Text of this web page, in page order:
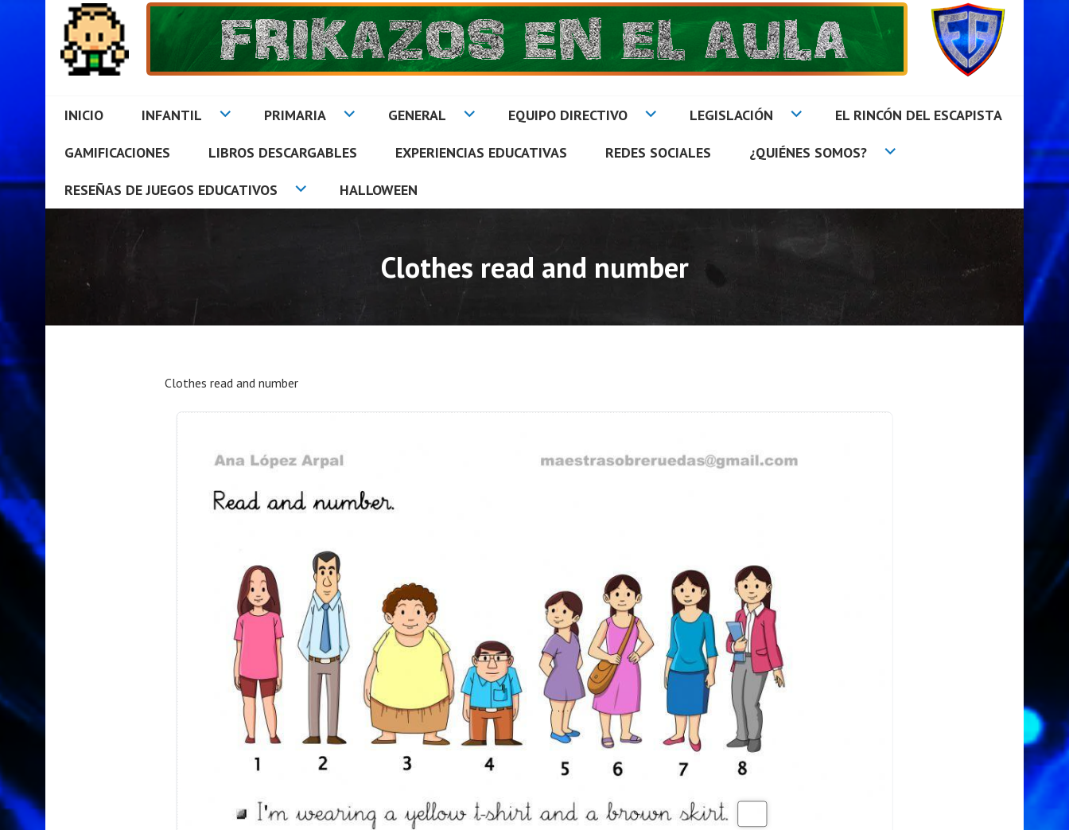
Saltar
contenido
FRIKAZOS EN EL AULA
INICIO INFANTIL PRIMARIA GENERAL EQUIPO DIRECTIVO LEGISLACIÓN EL RINCÓN DEL ESCAPISTA
GAMIFICACIONES LIBROS DESCARGABLES EXPERIENCIAS EDUCATIVAS REDES SOCIALES ¿QUIÉNES SOMOS?
RESEÑAS DE JUEGOS EDUCATIVOS HALLOWEEN
Clothes read and number
Clothes read and number